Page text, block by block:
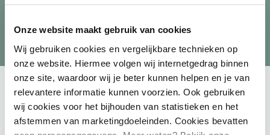
Onze website maakt gebruik van cookies
Wij gebruiken cookies en vergelijkbare technieken op
onze website. Hiermee volgen wij internetgedrag binnen
onze site, waardoor wij je beter kunnen helpen en je van
relevantere informatie kunnen voorzien. Ook gebruiken
wij cookies voor het bijhouden van statistieken en het
afstemmen van marketingdoeleinden. Cookies bevatten
Speciaal voor jou geselecteerd